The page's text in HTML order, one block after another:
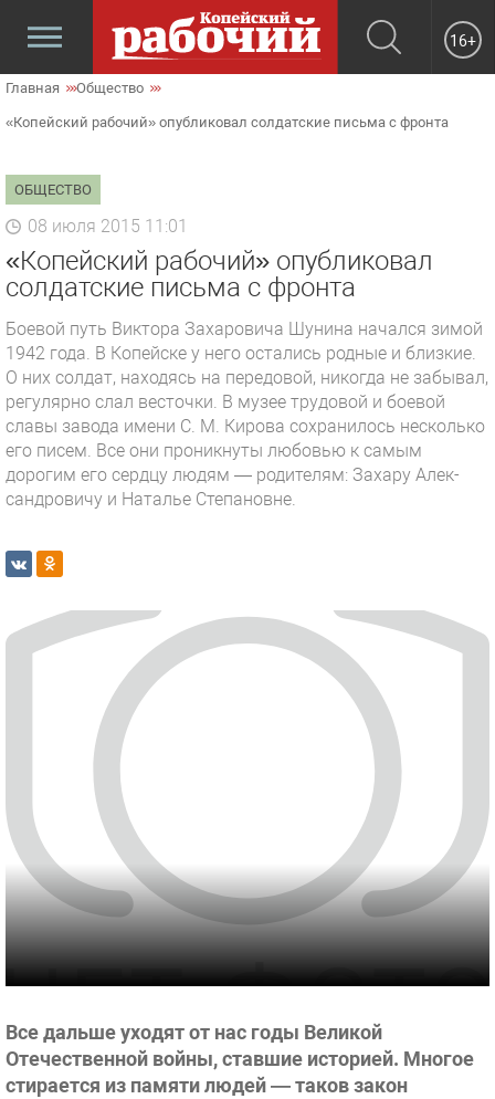
16+
Главная Общество
«Копейский рабочий» опубликовал солдатские письма с фронта
ОБЩЕСТВО
08 июля 2015 11:01
«Копейский рабочий» опубликовал
солдатские письма с фронта
Боевой путь Виктора Заха­ровича Шунина на­чался зимой
1942 года. В Копейске у него остались родные и близкие.
О них солдат, находясь на передовой, никогда не забывал,
ре­гулярно слал весточки. В музее тру­довой и боевой
славы завода имени С. М. Кирова сохранилось несколько
его писем. Все они проникнуты лю­бовью к самым
дорогим его сердцу людям — родителям: Захару Алек­
сандровичу и Наталье Степановне.
Все дальше уходят от нас годы Великой
Отечественной войны, ставшие историей. Многое
стирается из памяти людей — таков закон